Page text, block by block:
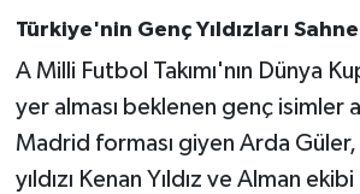
Türkiye'nin Genç Yıldızları
A Milli Futbol Takımı'nın Dünya
yer alması beklenen genç isimler
Madrid forması giyen Arda
yıldızı Kenan Yıldız ve Alman